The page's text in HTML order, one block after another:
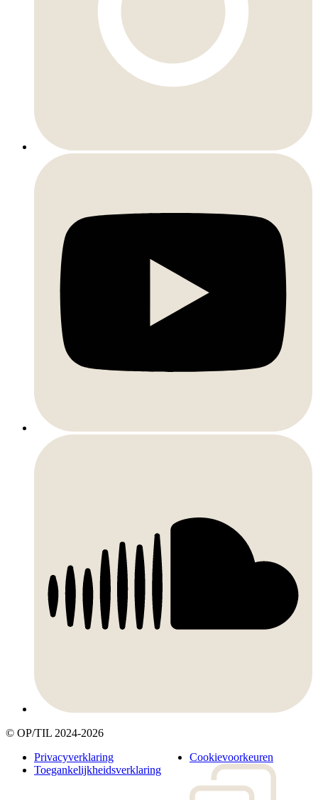
YouTube
Soundcloud
© OP/TIL 2024-2026
Legal
menu
Privacyverklaring
Toegankelijkheidsverklaring
Cookievoorkeuren